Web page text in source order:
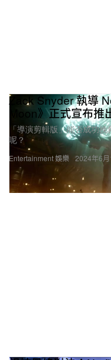
Entertainment 娛樂
Zack Snyder 執導
Moon》正式宣布推
「導演剪輯版」能否成功
呢？
2024年6